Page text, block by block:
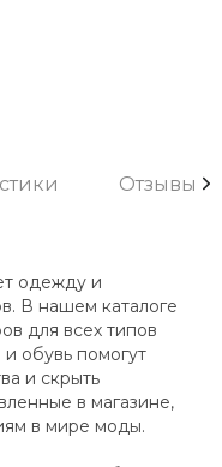
Отзывы
одежду и
В нашем каталоге
для всех типов
обувь помогут
и скрыть
в магазине,
в мире моды.